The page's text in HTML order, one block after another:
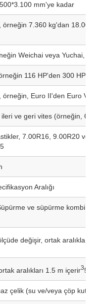
mm'ye kadar
örneğin 7.360 kg'dan 18.000
Weichai veya Yuchai, 4
116 HP'den 300 HP'ye
örneğin, Euro II'den Euro
ileri ve geri vites (örneğin, 6
7.00R16, 9.00R20 veya
Aralığı
ve süpürme
değişir, ortak aralıkları 4
aralıkları 1.5 m içerir35
çelik (su ve/veya çöp